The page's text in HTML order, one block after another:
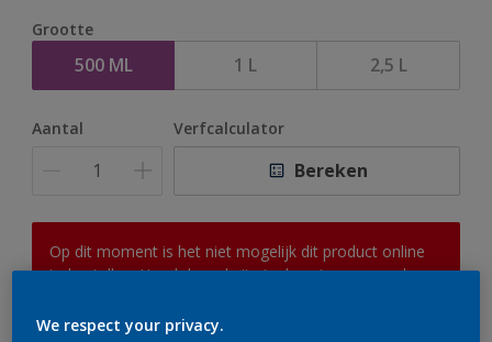
Grootte
500 ML 1 L 2,5 L
Aantal Verfcalculator
Bereken
Op dit moment is het niet mogelijk dit product online
te bestellen. Houd de website in de gaten, we werken
We respect your privacy.